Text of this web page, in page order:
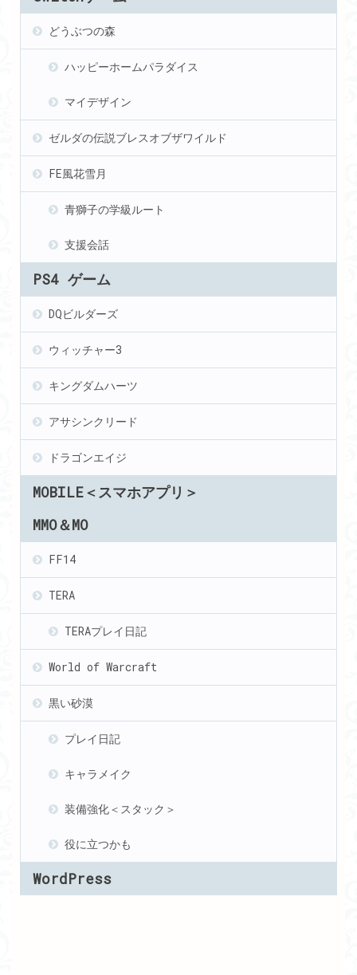
どうぶつの森
ハッピーホームパラダイス
マイデザイン
ゼルダの伝説ブレスオブザワイルド
FE風花雪月
青獅子の学級ルート
支援会話
PS4 ゲーム
DQビルダーズ
ウィッチャー3
キングダムハーツ
アサシンクリード
ドラゴンエイジ
MOBILE＜スマホアプリ＞
MMO＆MO
FF14
TERA
TERAプレイ日記
World of Warcraft
黒い砂漠
プレイ日記
キャラメイク
装備強化＜スタック＞
役に立つかも
WordPress